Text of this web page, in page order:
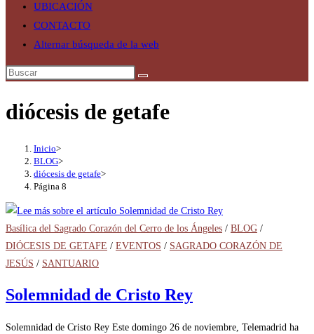
UBICACIÓN
CONTACTO
Alternar búsqueda de la web
diócesis de getafe
Inicio>
BLOG>
diócesis de getafe>
Página 8
Basílica del Sagrado Corazón del Cerro de los Ángeles / BLOG /
DIÓCESIS DE GETAFE / EVENTOS / SAGRADO CORAZÓN DE
JESÚS / SANTUARIO
Solemnidad de Cristo Rey
Solemnidad de Cristo Rey Este domingo 26 de noviembre, Telemadrid ha